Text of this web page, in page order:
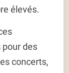
élevés.
des
concerts,